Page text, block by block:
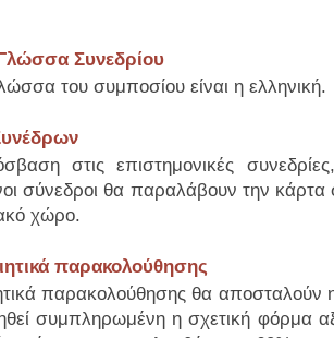
Συνεδρίου
του συμποσίου είναι η ελληνική.
στις επιστημονικές
σύνεδροι θα παραλάβουν την
χώρο.
παρακολούθησης
παρακολούθησης θα αποσταλούν
συμπληρωμένη η σχετική φόρμα